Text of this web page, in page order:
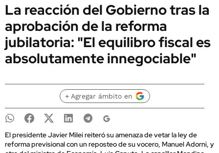
La reacción del Gobierno tras la
aprobación de la reforma
jubilatoria: "El equilibro fiscal es
absolutamente innegociable"
+ Agregar ámbito en
El presidente Javier Milei reiteró su amenaza de vetar la ley de
reforma previsional con un reposteo de su vocero, Manuel Adorni, y